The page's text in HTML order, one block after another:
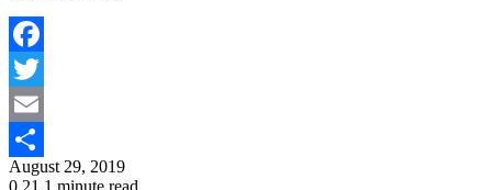
Facebook
Twitter
Email
Share
August 29, 2019